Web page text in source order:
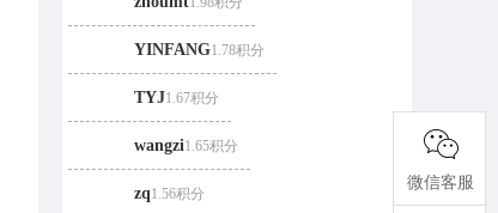
YINFANG1.78积分
TYJ1.67积分
wangzi1.65积分
zq1.56积分
微信客服